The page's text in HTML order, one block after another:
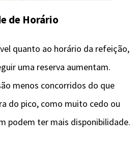
de Horário
quanto ao horário da refeição,
uma reserva aumentam.
menos concorridos do que
do pico, como muito cedo ou
podem ter mais disponibilidade.